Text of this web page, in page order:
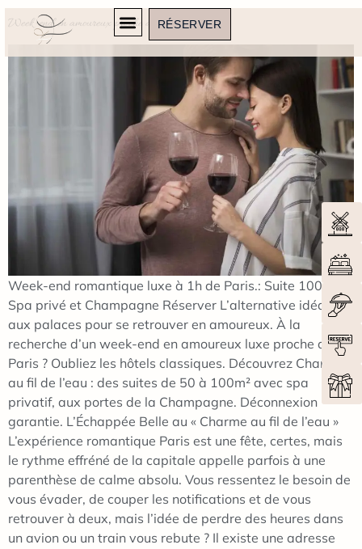
RÉSERVER
Week-end en amoureux proche de Paris
Week-end romantique luxe à 1h de Paris.: Suite 100m²,
Spa privé et Champagne Réserver L’alternative idéale
aux palaces pour se retrouver en amoureux. À la
recherche d’un week-end en amoureux luxe proche de
Paris ? Oubliez les hôtels classiques. Découvrez Charme
au fil de l’eau : des suites de 50 à 100m² avec spa
privatif, aux portes de la Champagne. Déconnexion
garantie. L’Échappée Belle au « Charme au fil de l’eau »
L’expérience romantique Paris est une fête, certes, mais
le rythme effréné de la capitale appelle parfois à une
parenthèse de calme absolu. Vous ressentez le besoin de
vous évader, de couper les notifications et de vous
retrouver à deux, mais l’idée de perdre des heures dans
un avion ou un train vous rebute ? Il existe une adresse